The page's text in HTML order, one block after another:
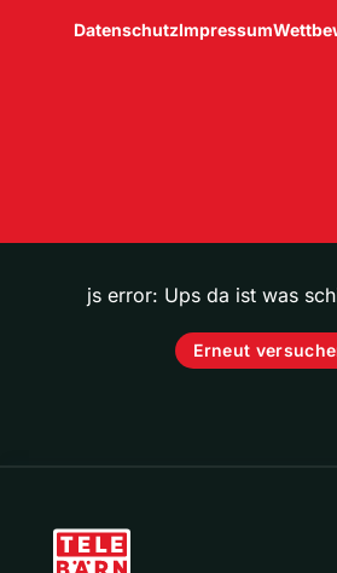
DatenschutzImpressum
js error: Ups da ist was
Erneut